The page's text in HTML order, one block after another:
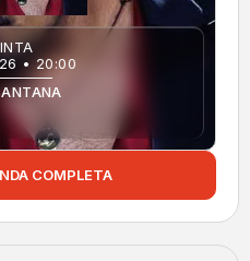
• 20:00
COMPLETA